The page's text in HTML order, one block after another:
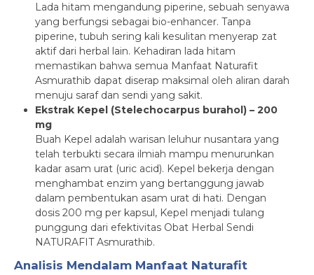
Lada hitam mengandung piperine, sebuah senyawa
yang berfungsi sebagai bio-enhancer. Tanpa
piperine, tubuh sering kali kesulitan menyerap zat
aktif dari herbal lain. Kehadiran lada hitam
memastikan bahwa semua Manfaat Naturafit
Asmurathib dapat diserap maksimal oleh aliran darah
menuju saraf dan sendi yang sakit.
Ekstrak Kepel (Stelechocarpus burahol) – 200
mg
Buah Kepel adalah warisan leluhur nusantara yang
telah terbukti secara ilmiah mampu menurunkan
kadar asam urat (uric acid). Kepel bekerja dengan
menghambat enzim yang bertanggung jawab
dalam pembentukan asam urat di hati. Dengan
dosis 200 mg per kapsul, Kepel menjadi tulang
punggung dari efektivitas Obat Herbal Sendi
NATURAFIT Asmurathib.
Analisis Mendalam Manfaat Naturafit